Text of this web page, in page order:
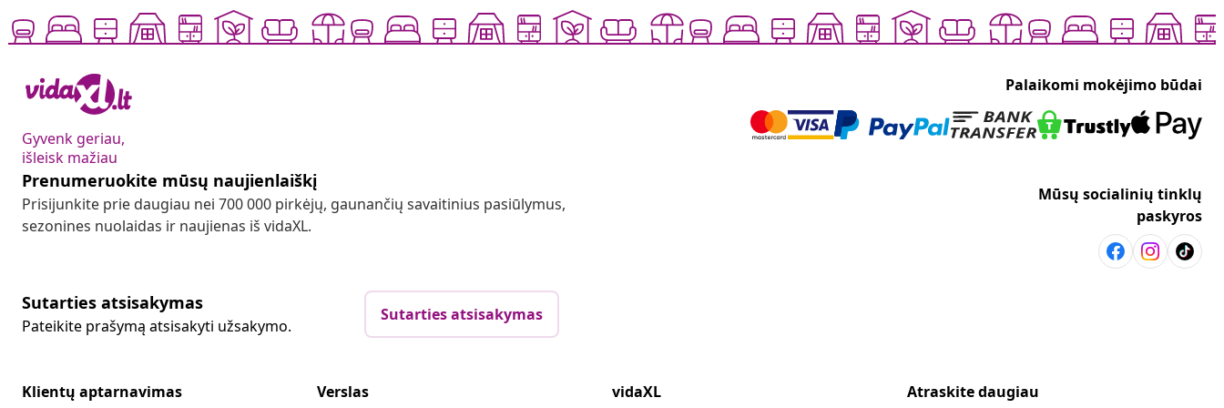
Gyvenk geriau,
išleisk mažiau
Palaikomi mokėjimo būdai
Prenumeruokite mūsų naujienlaiškį
Prisijunkite prie daugiau nei 700 000 pirkėjų, gaunančių savaitinius pasiūlymus,
sezonines nuolaidas ir naujienas iš vidaXL.
Mūsų socialinių tinklų
paskyros
Sutarties atsisakymas
Pateikite prašymą atsisakyti užsakymo.
Sutarties atsisakymas
Klientų aptarnavimas Verslas vidaXL Atraskite daugiau